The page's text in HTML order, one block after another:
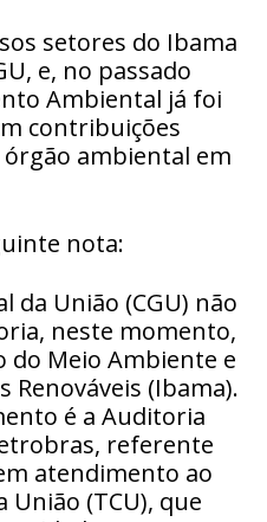
setores do Ibama
e, no passado
Ambiental já foi
contribuições
ambiental em
nota:
da União (CGU) não
neste momento,
Meio Ambiente e
Renováveis (Ibama).
é a Auditoria
referente
atendimento ao
(TCU), que